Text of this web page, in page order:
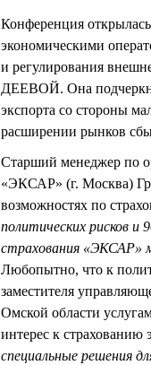
Конференция
экономическими
и регулирования
ДЕЕВОЙ. Она
экспорта со стороны
расширении рынков
Старший менеджер по
«ЭКСАР» (г. Москва)
возможностях по
политических рисков и
страхования «ЭКСАР»
Любопытно, что к
заместителя
Омской области
интерес к страхованию
специальные решения